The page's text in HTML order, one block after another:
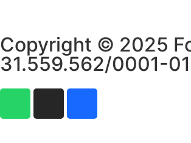
Copyright © 2025
31.559.562/0001-01